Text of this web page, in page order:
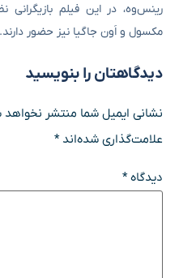
رینس‌وه، در این فیلم بازیگرانی
مکسول و اَون جاگیا نیز حضور دارند.
دیدگاهتان را بنویسید
نشانی ایمیل شما منتشر
علامت‌گذاری شده‌اند*
دیدگاه*